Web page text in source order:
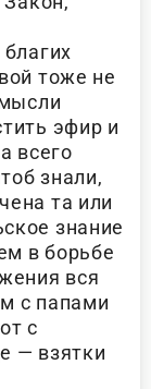
тоже не
эфир и
всего
знали,
та или
знание
в борьбе
вся
с папами
с
— взятки